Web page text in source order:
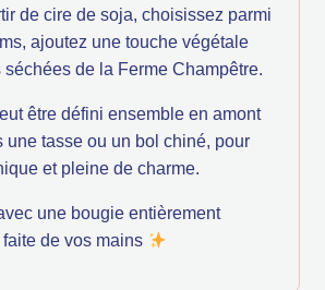
de cire de soja, choisissez parmi
ajoutez une touche végétale
de la Ferme Champêtre.
être défini ensemble en amont
une tasse ou un bol chiné, pour
et pleine de charme.
une bougie entièrement
de vos mains